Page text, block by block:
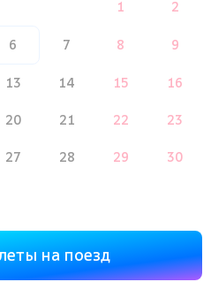
1 2
6 7 8 9
13 14 15 16
20 21 22 23
27 28 29 30
на поезд